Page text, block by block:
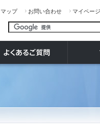
ップ お問い合わせ マイページ